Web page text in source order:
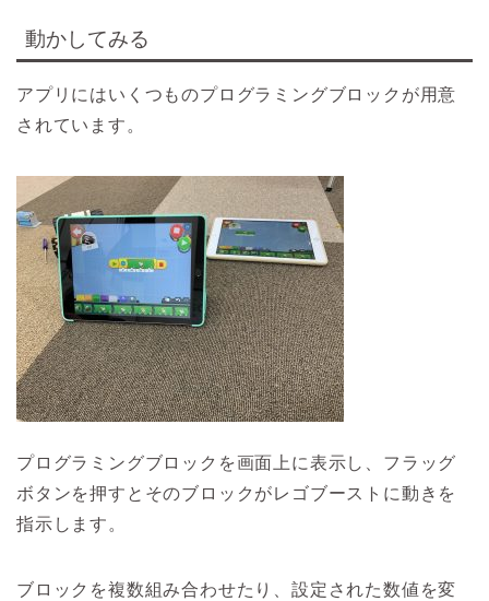
動かしてみる
アプリにはいくつものプログラミングブロックが用意
されています。
プログラミングブロックを画面上に表示し、フラッグ
ボタンを押すとそのブロックがレゴブーストに動きを
指示します。
ブロックを複数組み合わせたり、設定された数値を変